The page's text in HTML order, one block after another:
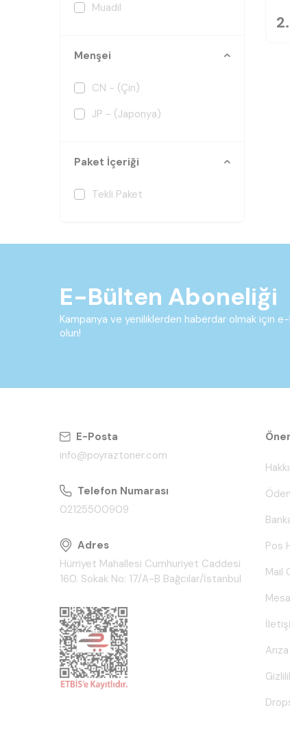
Muadil
Menşei
CN - (Çin)
JP - (Japonya)
Paket İçeriği
Tekli Paket
E-Bülten Aboneliği
Kampanya ve yeniliklerden haberdar olmak için
olun!
E-Posta
info@poyraztoner.com
Telefon Numarası
02125500909
Adres
Hürriyet Mahallesi Cumhuriyet Caddesi
160. Sokak No: 17/A-B Bağcılar/İstanbul
Pos
Mail